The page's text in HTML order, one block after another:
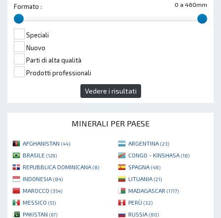
0 a 460mm
Formato :
Speciali
Nuovo
Parti di alta qualità
Prodotti professionali
Vedere i risultati
MINERALI PER PAESE
AFGHANISTAN (44) ARGENTINA (23)
BRASILE (129) CONGO - KINSHASA (18)
REPUBBLICA DOMINICANA (8) SPAGNA (48)
INDONESIA (84) LITUANIA (21)
MAROCCO (354) MADAGASCAR (1717)
MESSICO (51) PERÙ (32)
PAKISTAN (67) RUSSIA (80)